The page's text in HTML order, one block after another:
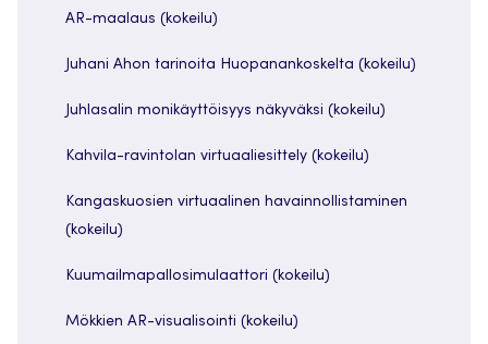
AR-maalaus (kokeilu)
Juhani Ahon tarinoita Huopanankoskelta (kokeilu)
Juhlasalin monikäyttöisyys näkyväksi (kokeilu)
Kahvila-ravintolan virtuaaliesittely (kokeilu)
Kangaskuosien virtuaalinen havainnollistaminen
(kokeilu)
Kuumailmapallosimulaattori (kokeilu)
Mökkien AR-visualisointi (kokeilu)